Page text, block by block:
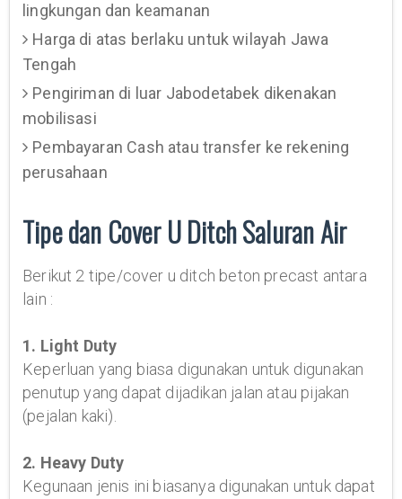
lingkungan dan keamanan
Harga di atas berlaku untuk wilayah Jawa
Tengah
Pengiriman di luar Jabodetabek dikenakan
mobilisasi
Pembayaran Cash atau transfer ke rekening
perusahaan
Tipe dan Cover U Ditch Saluran Air
Berikut 2 tipe/cover u ditch beton precast antara
lain :
1. Light Duty
Keperluan yang biasa digunakan untuk digunakan
penutup yang dapat dijadikan jalan atau pijakan
(pejalan kaki).
2. Heavy Duty
Kegunaan jenis ini biasanya digunakan untuk dapat